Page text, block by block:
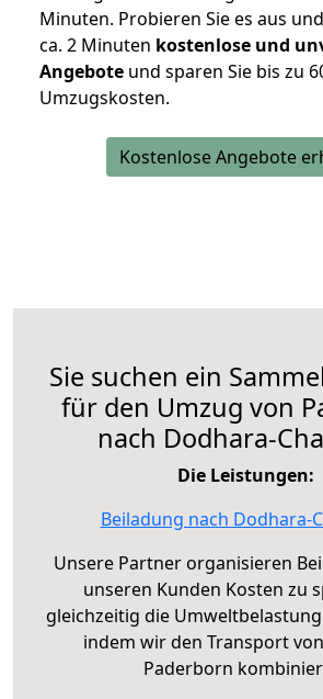
Minuten. Probieren Sie es aus
ca. 2 Minuten kostenlose und
Angebote und sparen Sie bis zu
Umzugskosten.
Kostenlose Angebote
Sie suchen ein
für den Umzug von
nach Dodhara-
Die Leistungen:
Beiladung nach Dodhara-
Unsere Partner organisieren
unseren Kunden Kosten zu
gleichzeitig die
indem wir den Transport
Paderborn